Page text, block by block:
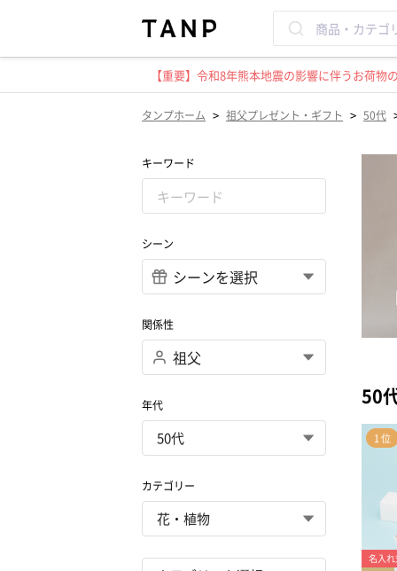
【重要】令和8年熊本地震の影響に伴うお荷
タンプホーム > 祖父プレゼント・ギフト > 50代
キーワード
シーン
関係性
年代
カテゴリー
50